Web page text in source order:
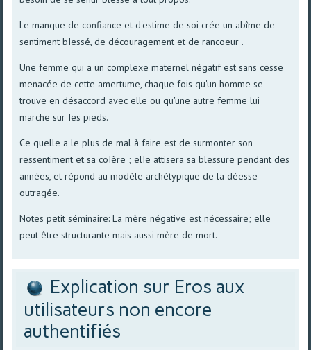
Le manque de confiance et d'estime de soi crée un abîme de
sentiment bIessé, de découragement et de rancoeur .
Une femme qui a un complexe maternel négatif est sans cesse
menacée de cette amertume, chaque fois qu'un homme se
trouve en désaccord avec elle ou qu'une autre femme lui
marche sur Ies pieds.
Ce quelle a le plus de mal à faire est de surmonter son
ressentiment et sa coIère ; elIe attisera sa blessure pendant des
années, et répond au modèle archétypique de la déesse
outragée.
Notes petit séminaire: La mère négative est nécessaire; elle
peut être structurante mais aussi mère de mort.
Explication sur Eros aux
utilisateurs non encore
authentifiés